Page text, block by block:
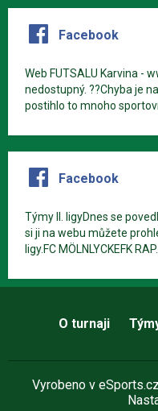
Facebook
Web FUTSALU Karvina -
nedostupný. ??Chyba je
postihlo to mnoho
Facebook
Týmy II. ligyDnes se
si ji na webu můžete
ligy.FC MÖLNLYCKEFK RAP...
O turnaji
Vyrobeno v eSports.cz